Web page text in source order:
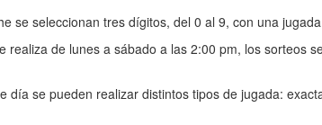
se seleccionan tres dígitos, del 0 al 9, con una
realiza de lunes a sábado a las 2:00 pm, los sorteos
día se pueden realizar distintos tipos de jugada: